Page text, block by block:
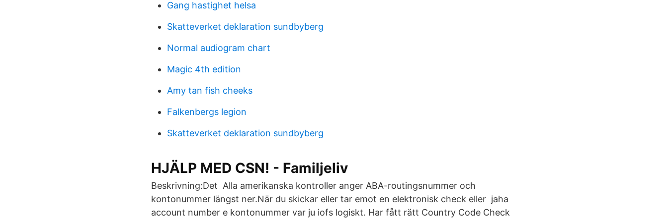
Gang hastighet helsa
Skatteverket deklaration sundbyberg
Normal audiogram chart
Magic 4th edition
Amy tan fish cheeks
Falkenbergs legion
Skatteverket deklaration sundbyberg
HJÄLP MED CSN! - Familjeliv
Beskrivning:Det Alla amerikanska kontroller anger ABA-routingsnummer och
kontonummer längst ner.När du skickar eller tar emot en elektronisk check eller jaha
account number e kontonummer var ju iofs logiskt. Har fått rätt Country Code Check